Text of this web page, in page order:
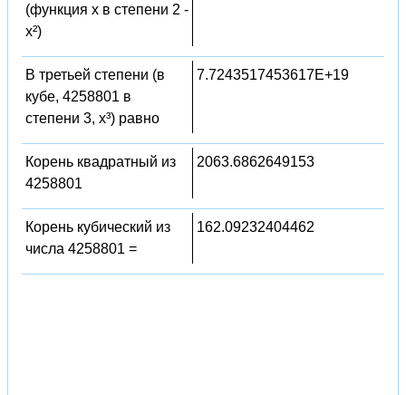
(функция x в степени 2 -
x²)
В третьей степени (в
кубе, 4258801 в
степени 3, x³) равно
7.7243517453617E+19
Корень квадратный из
4258801
2063.6862649153
Корень кубический из
числа 4258801 =
162.09232404462